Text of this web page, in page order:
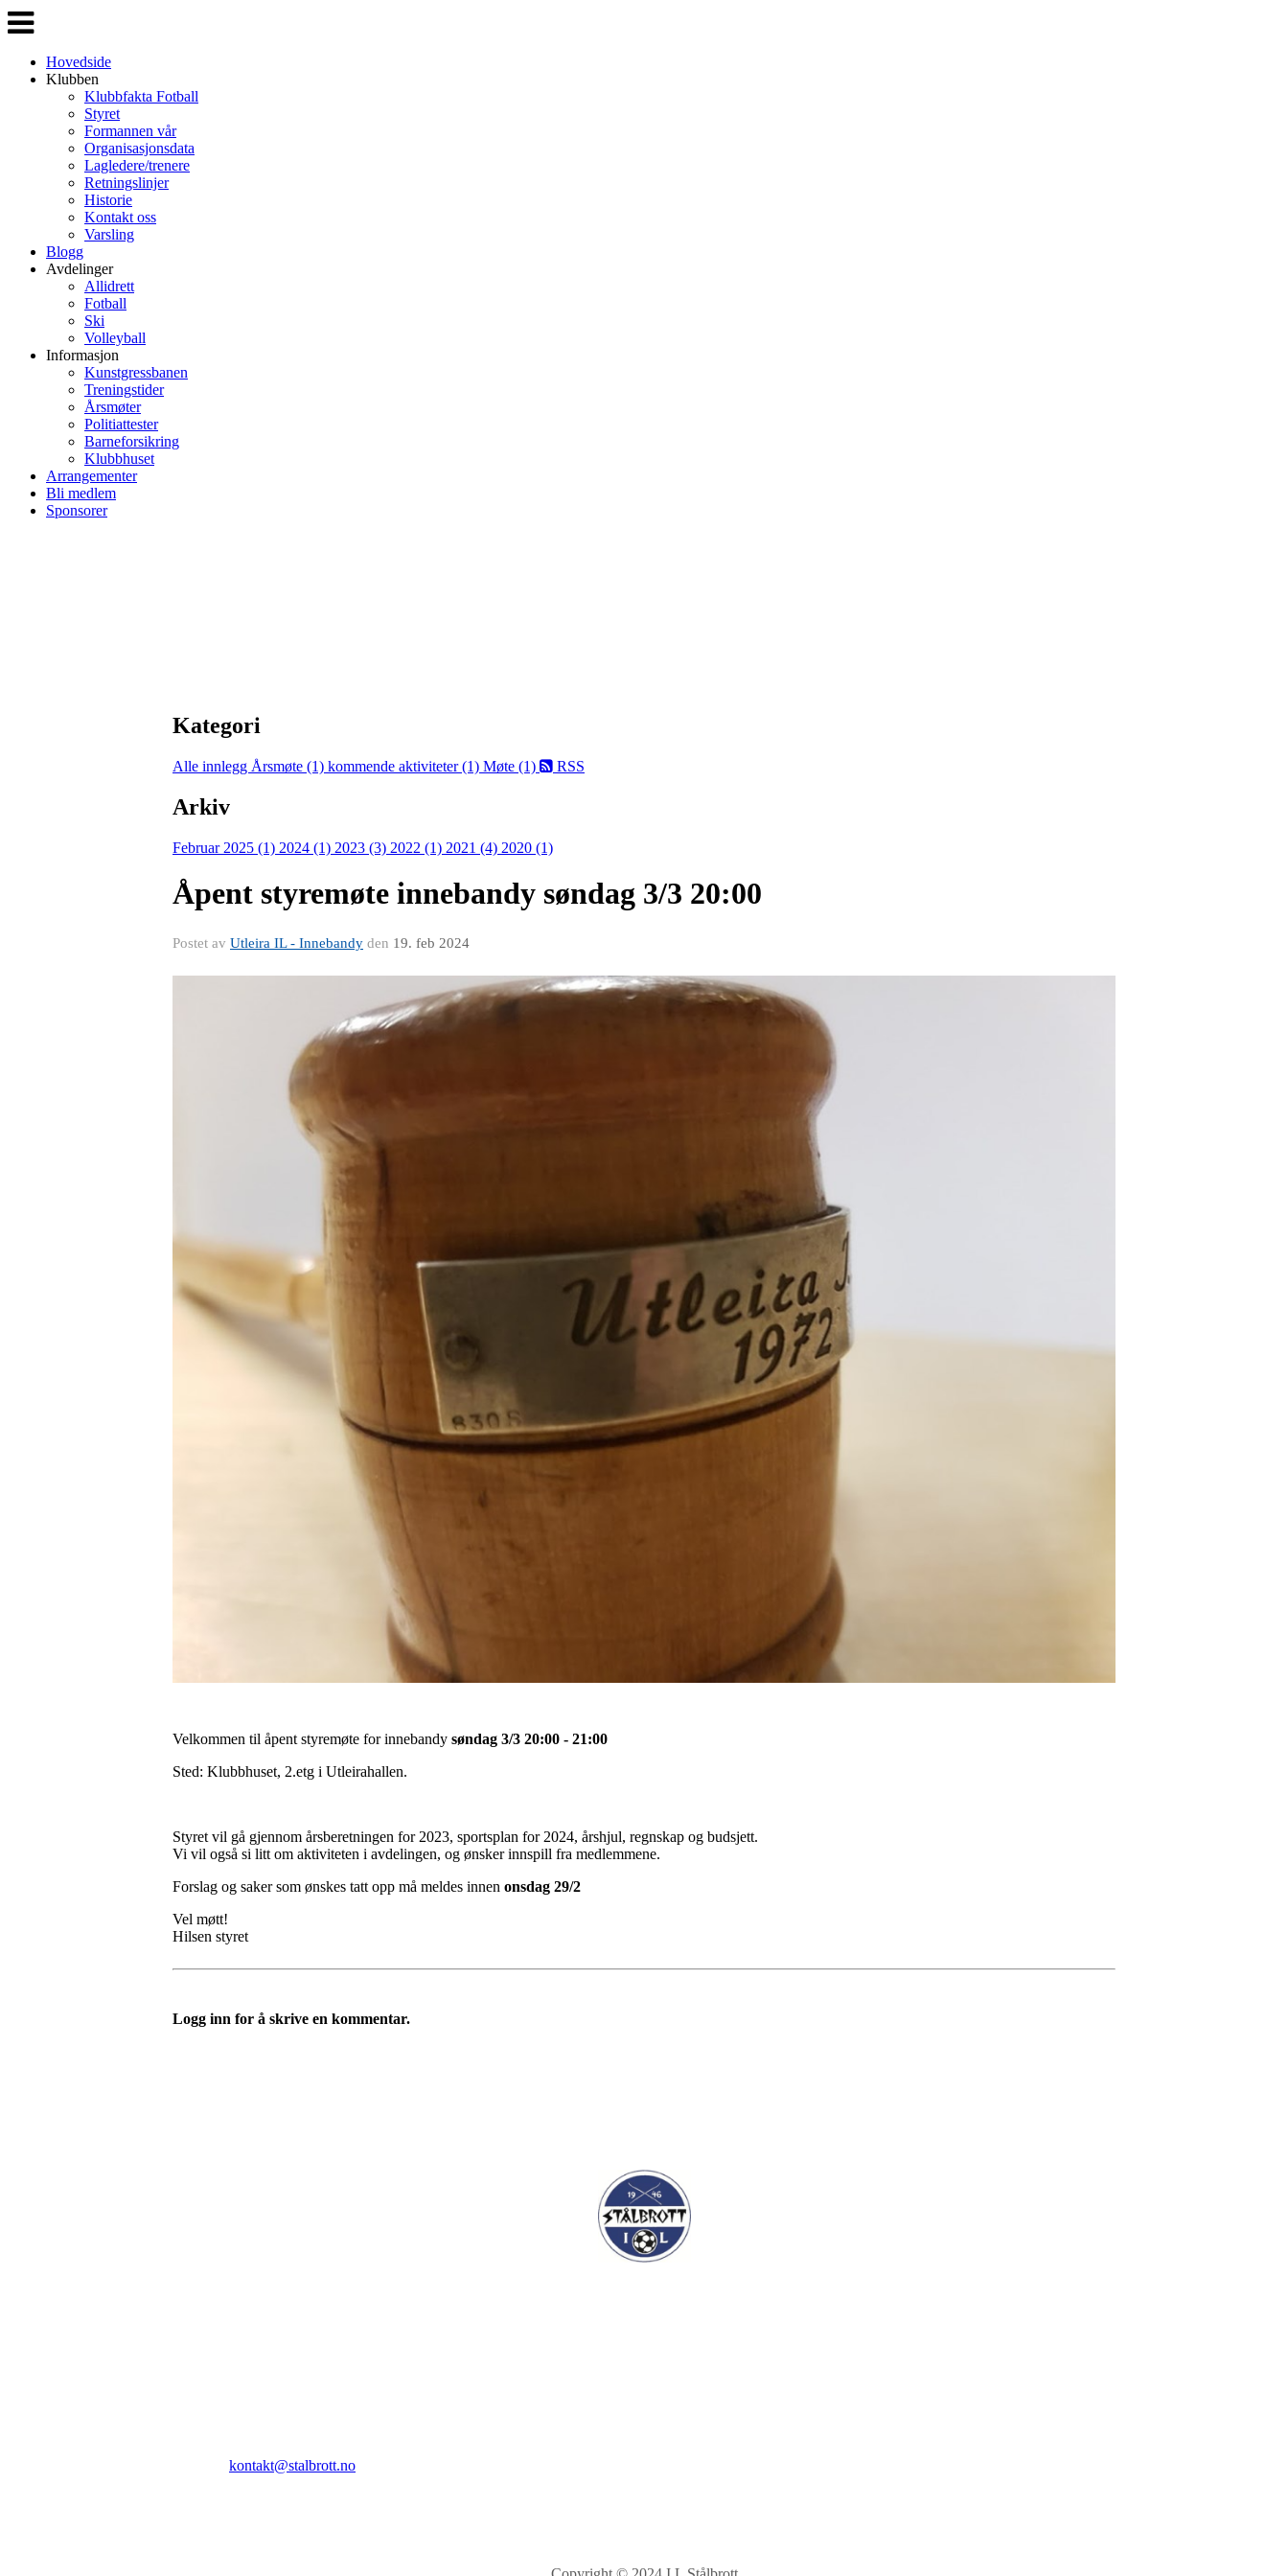
Veksle
navigasjon
Hovedside
Klubben
Klubbfakta Fotball
Styret
Formannen vår
Organisasjonsdata
Lagledere/trenere
Retningslinjer
Historie
Kontakt oss
Varsling
Blogg
Avdelinger
Allidrett
Fotball
Ski
Volleyball
Informasjon
Kunstgressbanen
Treningstider
Årsmøter
Politiattester
Barneforsikring
Klubbhuset
Arrangementer
Bli medlem
Sponsorer
Kategori
Alle innlegg Årsmøte (1) kommende aktiviteter (1) Møte (1) RSS
Arkiv
Februar 2025 (1) 2024 (1) 2023 (3) 2022 (1) 2021 (4) 2020 (1)
Åpent styremøte innebandy søndag 3/3 20:00
Postet av Utleira IL - Innebandy den 19. feb 2024
Velkommen til åpent styremøte for innebandy søndag 3/3 20:00 - 21:00
Sted: Klubbhuset, 2.etg i Utleirahallen.
Styret vil gå gjennom årsberetningen for 2023, sportsplan for 2024, årshjul, regnskap og budsjett.
Vi vil også si litt om aktiviteten i avdelingen, og ønsker innspill fra medlemmene.
Forslag og saker som ønskes tatt opp må meldes innen onsdag 29/2
Vel møtt!
Hilsen styret
Logg inn for å skrive en kommentar.
kontakt@stalbrott.no